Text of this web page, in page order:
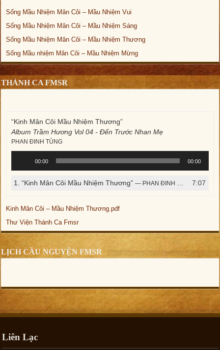
Sống Mầu Nhiệm Mân Côi – Mầu Nhiệm Vui
Sống Mầu Nhiệm Mân Côi – Mầu Nhiệm Sáng
Sống Mầu Nhiệm Mân Côi – Mầu Nhiệm Thương
Sống Mầu nhiệm Mân Côi – Mầu Nhiệm Mừng
THÁNH CA FMSR
“Kinh Mân Côi Mầu Nhiệm Thương”
Album Trầm Hương Vol 04 - Đến Trước Nhan Mẹ
PHAN ĐINH TÙNG
thanh
00:00 00:00
1.“Kinh Mân Côi Mầu Nhiệm Thương”— PHAN ĐINH TÙNG 7:07
Kinh Mân Côi – Mầu Nhiệm Thương.pdf
Thư Viện Thánh Ca Fmsr
LỊCH CẦU NGUYỆN FMSR
Liên Lạc